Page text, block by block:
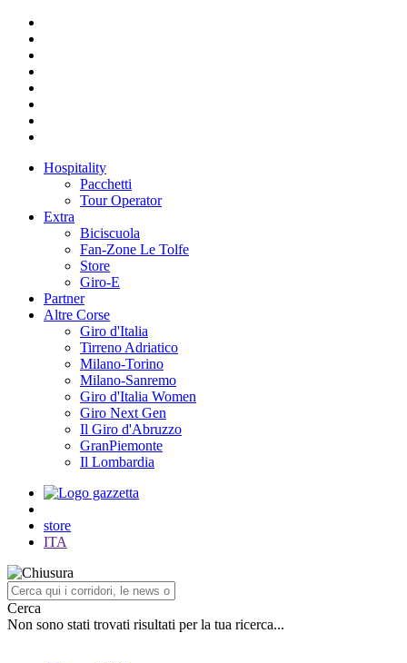
Hospitality
Pacchetti
Tour Operator
Extra
Biciscuola
Fan-Zone Le Tolfe
Store
Giro-E
Partner
Altre Corse
Giro d'Italia
Tirreno Adriatico
Milano-Torino
Milano-Sanremo
Giro d'Italia Women
Giro Next Gen
Il Giro d'Abruzzo
GranPiemonte
Il Lombardia
store
ITA
Cerca
Non sono stati trovati risultati per la tua ricerca...